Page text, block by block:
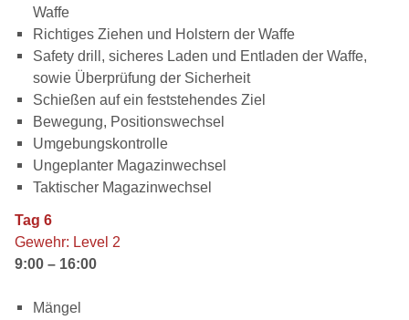
Waffe
Richtiges Ziehen und Holstern der Waffe
Safety drill, sicheres Laden und Entladen der Waffe,
sowie Überprüfung der Sicherheit
Schießen auf ein feststehendes Ziel
Bewegung, Positionswechsel
Umgebungskontrolle
Ungeplanter Magazinwechsel
Taktischer Magazinwechsel
Tag 6
Gewehr: Level 2
9:00 – 16:00
Mängel